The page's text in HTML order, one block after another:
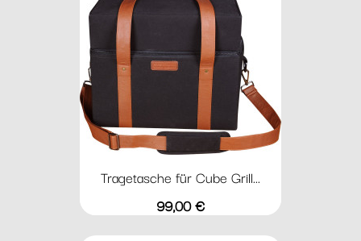
Tragetasche für Cube Grill...
Preis
99,00 €